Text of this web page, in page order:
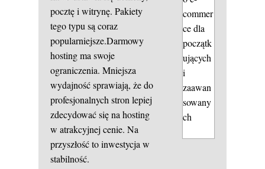
pocztę i witrynę. Pakiety
tego typu są coraz
popularniejsze.Darmowy
hosting ma swoje
ograniczenia. Mniejsza
wydajność sprawiają, że do
profesjonalnych stron lepiej
zdecydować się na hosting
w atrakcyjnej cenie. Na
przyszłość to inwestycja w
stabilność.
commer
ce dla
początk
ujących
i
zaawan
sowany
ch